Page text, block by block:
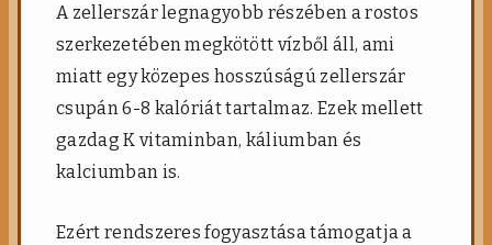
A zellerszár legnagyobb részében a rostos
szerkezetében megkötött vízből áll, ami
miatt egy közepes hosszúságú zellerszár
csupán 6-8 kalóriát tartalmaz. Ezek mellett
gazdag K vitaminban, káliumban és
kalciumban is.
Ezért rendszeres fogyasztása támogatja a